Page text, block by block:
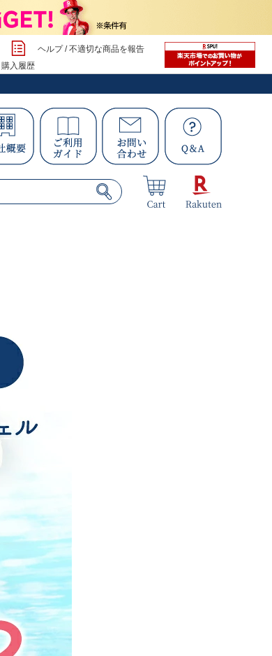
購入履歴
ヘルプ/不適切な商品を報告